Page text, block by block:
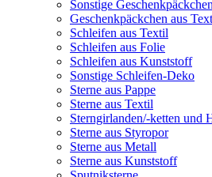
Sonstige
Geschenkpäckchen aus
Schleifen aus Textil
Schleifen aus Folie
Schleifen aus Kunststoff
Sonstige Schleifen-Deko
Sterne aus Pappe
Sterne aus Textil
Sterngirlanden/-ketten und
Sterne aus Styropor
Sterne aus Metall
Sterne aus Kunststoff